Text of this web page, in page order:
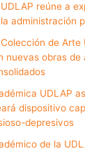
reúne a
administración
de
nuevas obras
UDLAP
dispositivo
depresivos
de la